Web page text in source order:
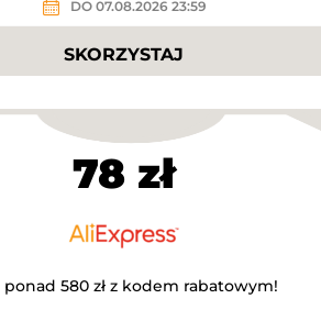
DO 07.08.2026 23:59
SKORZYSTAJ
78 zł
580 zł z kodem rabatowym!